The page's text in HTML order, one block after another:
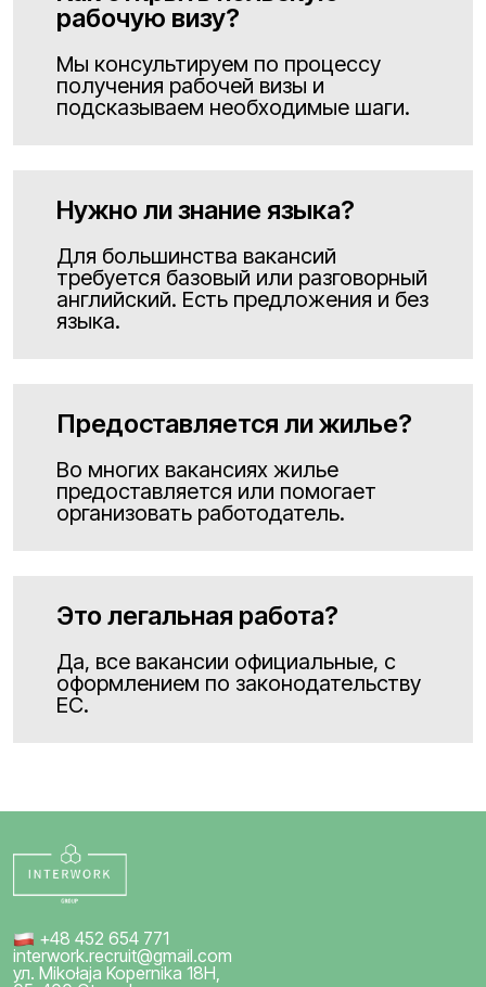
рабочую визу?
Мы консультируем по процессу
получения рабочей визы и
подсказываем необходимые шаги.
Нужно ли знание языка?
Для большинства вакансий
требуется базовый или разговорный
английский. Есть предложения и без
языка.
Предоставляется ли жилье?
Во многих вакансиях жилье
предоставляется или помогает
организовать работодатель.
Это легальная работа?
Да, все вакансии официальные, с
оформлением по законодательству
ЕС.
+48 452 654 771
interwork.recruit@gmail.com
ул. Mikołaja Kopernika 18H,